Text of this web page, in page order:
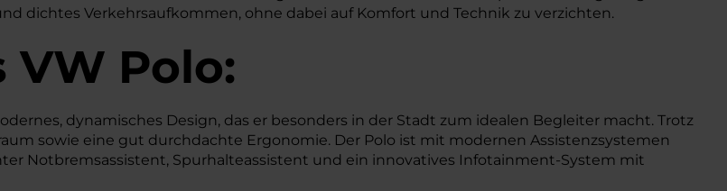
dichtes Verkehrsaufkommen, ohne dabei auf Komfort und Technik zu verzichten.
VW Polo:
dynamisches Design, das er besonders in der Stadt zum idealen Begleiter macht. Trotz
sowie eine gut durchdachte Ergonomie. Der Polo ist mit modernen Assistenzsystemen
Notbremsassistent, Spurhalteassistent und ein innovatives Infotainment-System mit